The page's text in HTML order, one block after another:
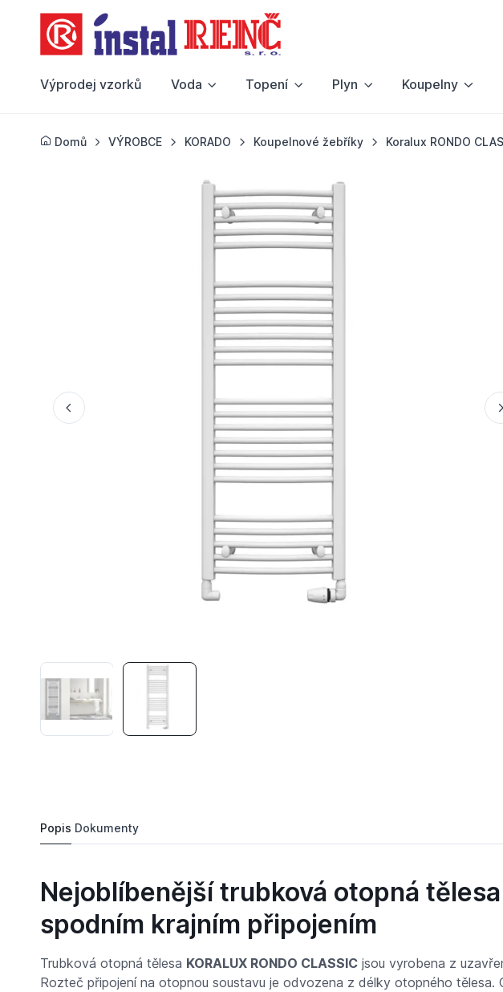
Výprodej vzorků Voda Topení Plyn Koupelny
Domů VÝROBCE KORADO Koupelnové žebříky Koralux RONDO
Popis Dokumenty
Nejoblíbenější trubková otopná
spodním krajním připojením
Trubková otopná tělesa KORALUX RONDO CLASSICjsou vyrobena z
Rozteč připojení na otopnou soustavu je odvozena z délky otopného